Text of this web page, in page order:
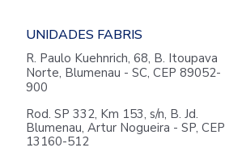
UNIDADES FABRIS
R. Paulo Kuehnrich, 68, B. Itoupava
Norte, Blumenau - SC, CEP 89052-
900
Rod. SP 332, Km 153, s/n, B. Jd.
Blumenau, Artur Nogueira - SP, CEP
13160-512